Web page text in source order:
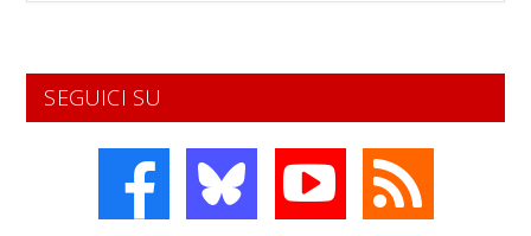
SEGUICI SU